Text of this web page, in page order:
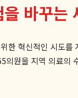
바꾸는
혁신적인 시도
원을 지역 의료의